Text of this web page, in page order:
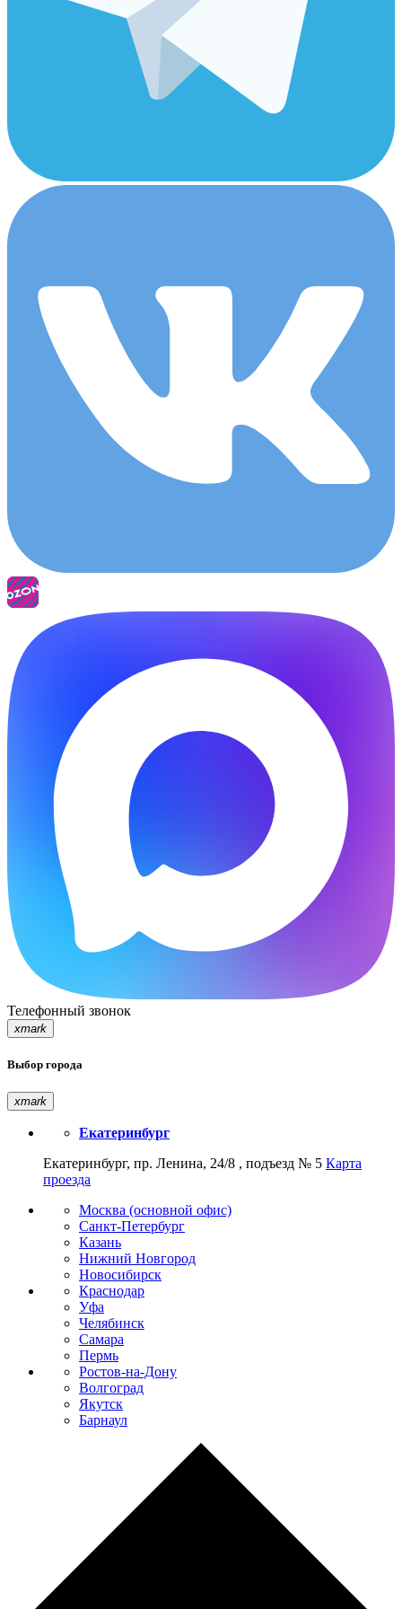
Телефонный звонок
xmark
Выбор города
xmark
Екатеринбург
Екатеринбург, пр. Ленина, 24/8 , подъезд № 5 Карта
проезда
Москва (основной офис)
Санкт-Петербург
Казань
Нижний Новгород
Новосибирск
Краснодар
Уфа
Челябинск
Самара
Пермь
Ростов-на-Дону
Волгоград
Якутск
Барнаул